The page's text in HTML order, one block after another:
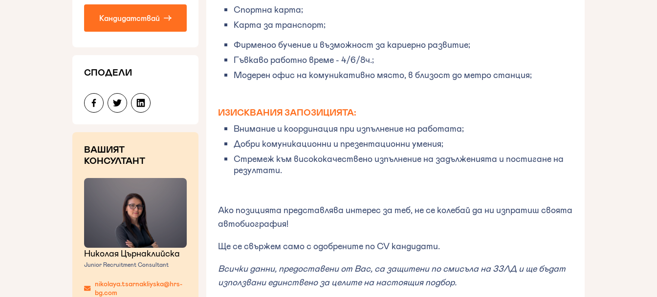
Кандидатствай
СПОДЕЛИ
ВАШИЯТ
КОНСУЛТАНТ
Николая Църнаклийска
Junior Recruitment Consultant
nikolaya.tsarnakliyska@hrs-
bg.com
Спортна карта;
Карта за транспорт;
Фирменоо бучение и възможност за кариерно развитие;
Гъвкаво работно време - 4/6/8ч.;
Модерен офис на комуникативно място, в близост до метро станция;
ИЗИСКВАНИЯ ЗАПОЗИЦИЯТА:
Внимание и координация при изпълнение на работата;
Добри комуникационни и презентационни умения;
Стремеж към висококачествено изпълнение на задълженията и постигане на
резултати.
Ако позицията представлява интерес за теб, не се колебай да ни изпратиш своята
автобиография!
Ще се свържем само с одобрените по CV кандидати.
Всички данни, предоставени от Вас, са защитени по смисъла на ЗЗЛД и ще бъдат
използвани единствено за целите на настоящия подбор.